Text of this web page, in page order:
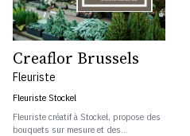
Creaflor Brussels
Fleuriste
Fleuriste Stockel
Fleuriste créatif à Stockel, propose des
bouquets sur mesure et des...